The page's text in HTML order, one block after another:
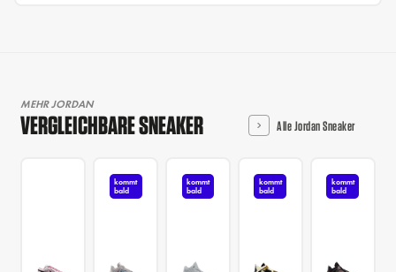
MEHR JORDAN
VERGLEICHBARE SNEAKER Alle Jordan Sneaker
kommt
bald
kommt
bald
kommt
bald
kommt
bald